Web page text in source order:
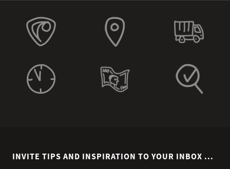
INVITE TIPS AND INSPIRATION TO YOUR INBOX ...